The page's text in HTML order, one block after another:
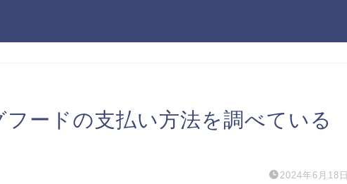
ードの支払い方法を調べている
2024年6月18日